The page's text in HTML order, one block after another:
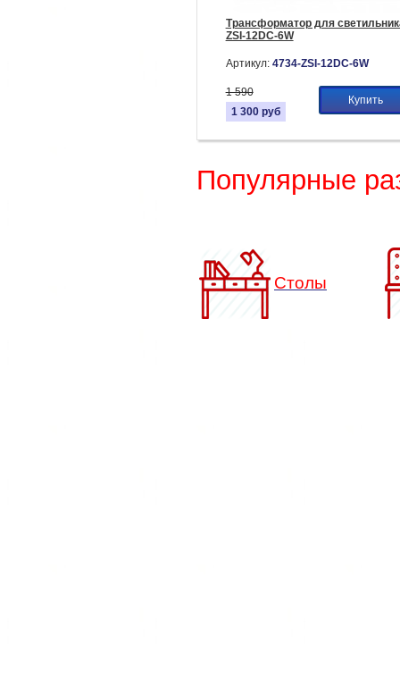
Трансформатор для
ZSI-12DC-6W
Артикул: 4734-ZSI-12DC-6W
1 590
1 300 руб
Купить
Популярные
Столы